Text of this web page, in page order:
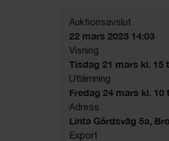
Auktionsavslut
22 mars 2023 14:03
Visning
Tisdag 21 mars kl. 15
Utlämning
Fredag 24 mars kl. 10
Adress
Linta Gårdsväg 5a,
Export